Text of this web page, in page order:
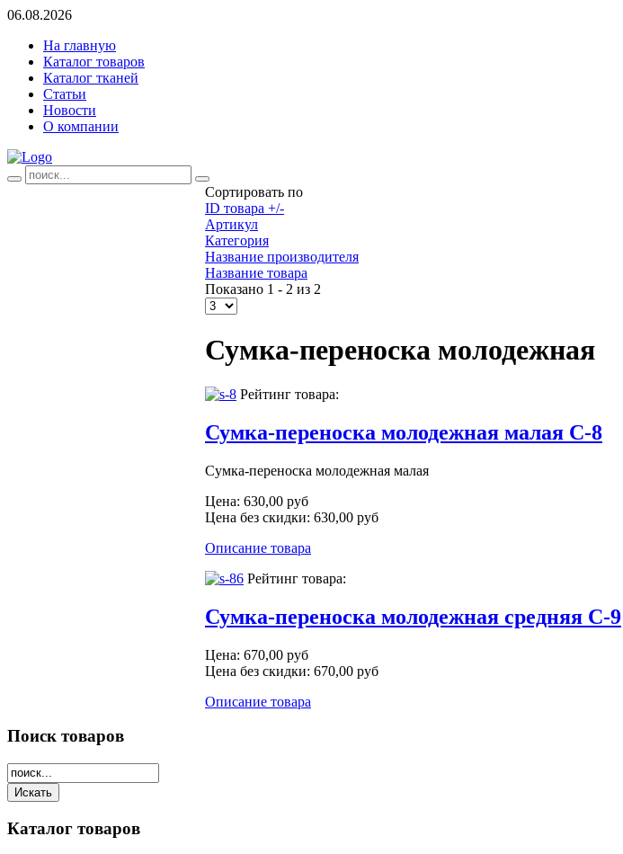
06.08.2026
На главную
Каталог товаров
Каталог тканей
Статьи
Новости
О компании
Сортировать по
ID товара +/-
Артикул
Категория
Название производителя
Название товара
Показано 1 - 2 из 2
Сумка-переноска молодежная
Рейтинг товара:
Сумка-переноска молодежная малая С-8
Сумка-переноска молодежная малая
Цена: 630,00 руб
Цена без скидки: 630,00 руб
Описание товара
Рейтинг товара:
Сумка-переноска молодежная средняя С-9
Цена: 670,00 руб
Цена без скидки: 670,00 руб
Описание товара
Поиск товаров
Каталог товаров